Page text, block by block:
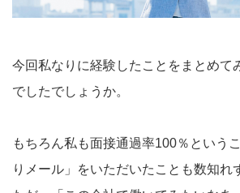
今回私なりに経験したことをまとめて
でしたでしょうか。
もちろん私も面接通過率100％という
りメール」をいただいたことも数知れ